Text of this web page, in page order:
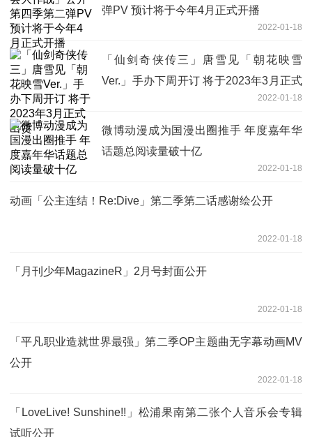
弹PV 预计将于今年4月正式开播
2022-01-18
「仙剑奇侠传三」唐雪见「朝花映雪
Ver.」手办下周开订 将于2023年3月正式
2022-01-18
微博动漫成为国漫出圈推手 年度嘉年华
话题总阅读量破十亿
2022-01-18
动画「公主连结！Re:Dive」第二季第二话感谢绘公开
2022-01-18
「月刊少年MagazineR」2月号封面公开
2022-01-18
「平凡职业造就世界最强」第二季OP主题曲无字幕动画MV
公开
2022-01-18
「LoveLive! Sunshine!!」松浦果南第二张个人音乐会专辑
试听公开